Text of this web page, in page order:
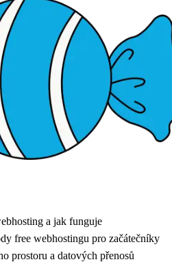
a jak funguje
free webhostingu pro začátečníky
prostoru a datových přenosů